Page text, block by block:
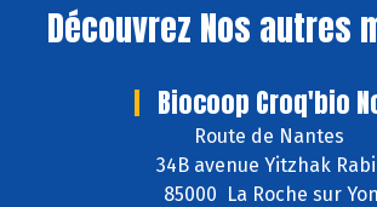
Découvrez Nos autres
Biocoop Croq'bio
Route de Nantes
34B avenue Yitzhak
85000 La Roche sur Yon